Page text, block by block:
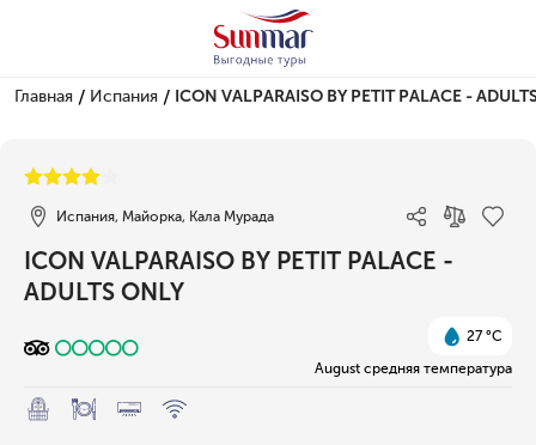
Главная / Испания / ICON VALPARAISO BY PETIT PALACE -
Испания, Майорка, Кала Мурада
ICON VALPARAISO BY PETIT PALACE -
ADULTS ONLY
27 °C
August средняя температура